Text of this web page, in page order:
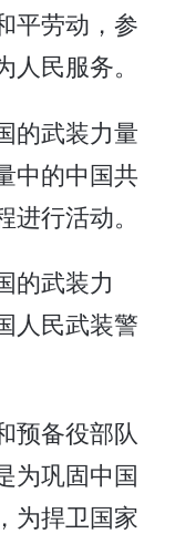
平劳动，参
民服务。
的武装力量
中的中国共
行活动。
的武装力
人民武装警
预备役部队
为巩固中国
为捍卫国家